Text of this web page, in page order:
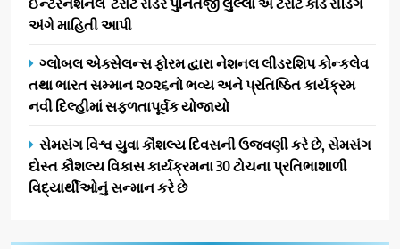
અંગે માહિતી આપી
ગ્લોબલ એક્સેલન્સ ફોરમ દ્વારા નેશનલ લીડરશિપ કોન્કલેવ
તથા ભારત સમ્માન ૨૦૨૬નો ભવ્ય અને પ્રતિષ્ઠિત કાર્યક્રમ
નવી દિલ્હીમાં સફળતાપૂર્વક યોજાયો
સેમસંગ વિશ્વ યુવા કૌશલ્ય દિવસની ઉજવણી કરે છે, સેમસંગ
દોસ્ત કૌશલ્ય વિકાસ કાર્યક્રમના 30 ટોચના પ્રતિભાશાળી
વિદ્યાર્થીઓનું સન્માન કરે છે